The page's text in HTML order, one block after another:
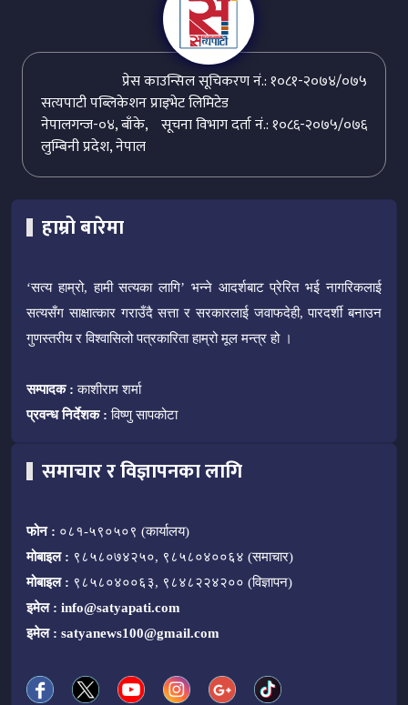
प्रेस काउन्सिल सूचिकरण नं.: १०८१-२०७४/०७५
सत्यपाटी पब्लिकेशन प्राइभेट लिमिटेड
सूचना विभाग दर्ता नं.: १०८६-२०७५/०७६
नेपालगन्ज-०४, बाँके,
लुम्बिनी प्रदेश, नेपाल
हाम्रो बारेमा
‘सत्य हाम्रो, हामी सत्यका लागि’ भन्ने आदर्शबाट प्रेरित भई नागरिकलाई
सत्यसँग साक्षात्कार गराउँदै सत्ता र सरकारलाई जवाफदेही, पारदर्शी बनाउन
गुणस्तरीय र विश्वासिलो पत्रकारिता हाम्रो मूल मन्त्र हो ।
सम्पादक : काशीराम शर्मा
प्रवन्ध निर्देशक : विष्णु सापकोटा
समाचार र विज्ञापनका लागि
फोन : ०८१-५९०५०९ (कार्यालय)
मोबाइल : ९८५८०७४२५०, ९८५८०४००६४ (समाचार)
मोबाइल : ९८५८०४००६३, ९८४८२२४२०० (विज्ञापन)
इमेल : info@satyapati.com
इमेल : satyanews100@gmail.com